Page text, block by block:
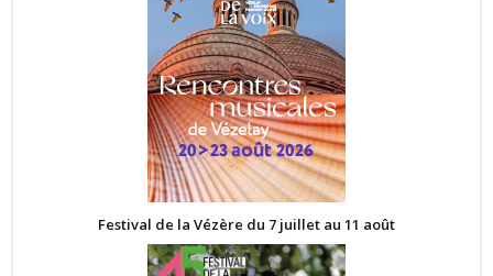
Festival de la Vézère du 7 juillet au 11 août